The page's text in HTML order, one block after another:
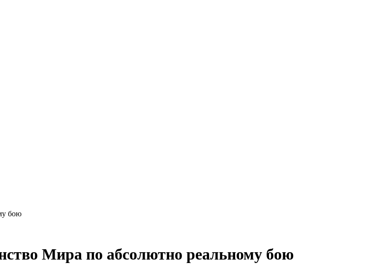
бою
Мира по абсолютно реальному бою